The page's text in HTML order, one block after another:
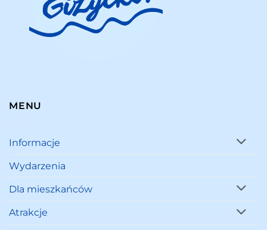
MENU
Informacje
Wydarzenia
Dla mieszkańców
Atrakcje